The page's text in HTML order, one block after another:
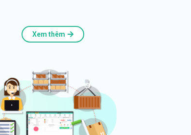
Xem thêm